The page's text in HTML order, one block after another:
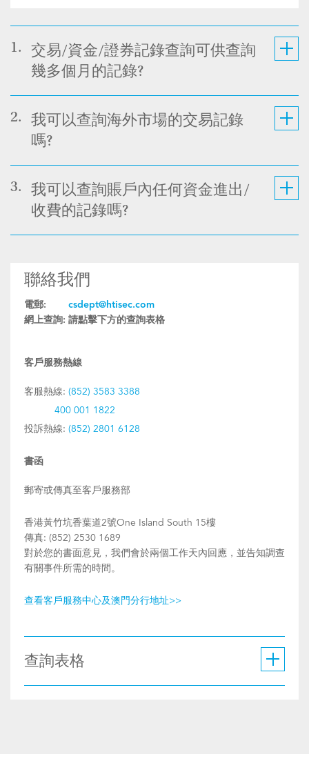
1.
交易/資金/證券記錄查詢可供查詢
幾多個月的記錄?
2.
我可以查詢海外市場的交易記錄
嗎?
3.
我可以查詢賬戶內任何資金進出/
收費的記錄嗎?
聯絡我們
電郵:
csdept@htisec.com
網上查詢: 請點擊下方的查詢表格
客戶服務熱線
客服熱線: (852) 3583 3388
400 001 1822
投訴熱線: (852) 2801 6128
書函
郵寄或傳真至客戶服務部
香港黃竹坑香葉道2號One Island South 15樓
傳真: (852) 2530 1689
對於您的書面意見，我們會於兩個工作天內回應，並告知調查
有關事件所需的時間。
查看客戶服務中心及澳門分行地址>>
查詢表格